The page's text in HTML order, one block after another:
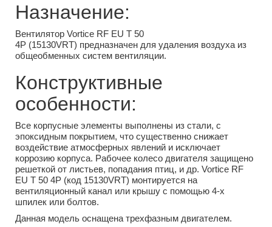
Назначение:
Вентилятор Vortice RF EU T 50
4P (15130VRT) предназначен для удаления воздуха из
общеобменных систем вентиляции.
Конструктивные
особенности:
Все корпусные элементы выполнены из стали, с
эпоксидным покрытием, что существенно снижает
воздействие атмосферных явлений и исключает
коррозию корпуса. Рабочее колесо двигателя защищено
решеткой от листьев, попадания птиц, и др. Vortice RF
EU T 50 4P (код 15130VRT) монтируется на
вентиляционный канал или крышу с помощью 4-х
шпилек или болтов.
Данная модель оснащена трехфазным двигателем.